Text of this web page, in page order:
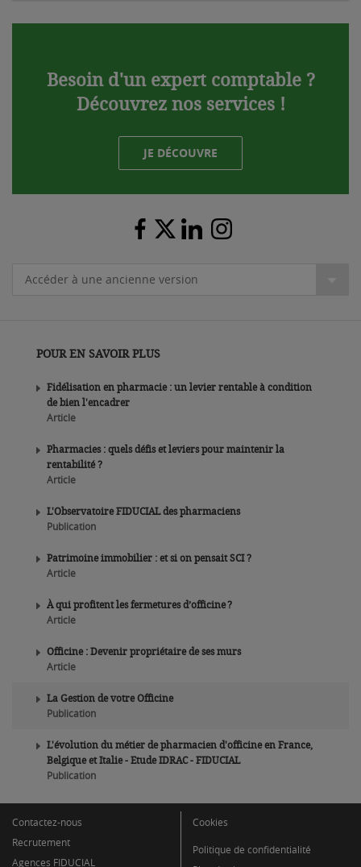
Besoin d'un expert comptable ?
Découvrez nos services !
JE DÉCOUVRE
Accéder à une ancienne version
POUR EN SAVOIR PLUS
Fidélisation en pharmacie : un levier rentable à condition
de bien l'encadrer
Article
Pharmacies : quels défis et leviers pour maintenir la
rentabilité ?
Article
L'Observatoire FIDUCIAL des pharmaciens
Publication
Patrimoine immobilier : et si on pensait SCI ?
Article
À qui profitent les fermetures d’officine ?
Article
Officine : Devenir propriétaire de ses murs
Article
La Gestion de votre Officine
Publication
L'évolution du métier de pharmacien d'officine en France,
Belgique et Italie - Etude IDRAC - FIDUCIAL
Publication
Contactez-nous
Recrutement
Agences FIDUCIAL
Cookies
Politique de confidentialité